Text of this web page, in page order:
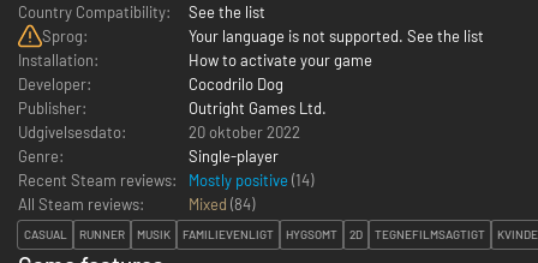
Country Compatibility:
See the list
Sprog:
Your language is not supported. See the list
Installation:
How to activate your game
Developer:
Cocodrilo Dog
Publisher:
Outright Games Ltd.
Udgivelsesdato:
20 oktober 2022
Genre:
Single-player
Recent Steam reviews:
Mostly positive (14)
All Steam reviews:
Mixed (84)
CASUAL RUNNER MUSIK FAMILIEVENLIGT HYGSOMT 2D TEGNEFILMSAGTIGT